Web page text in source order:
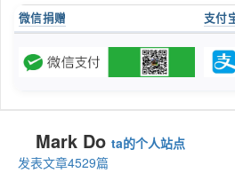
微信捐赠 支付
Mark Do ta的个人站点
发表文章4529篇